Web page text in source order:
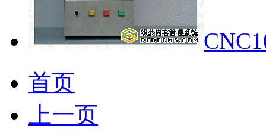
首页
上一页